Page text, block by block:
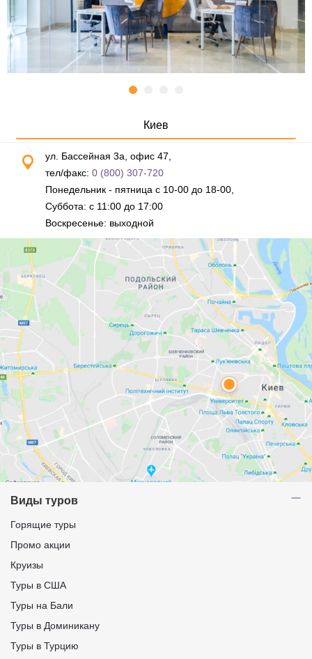
Киев
ул. Бассейная 3а, офис 47,
тел/факс: 0 (800) 307-720
Понедельник - пятница с 10-00 до 18-00,
Суббота: с 11:00 до 17:00
Воскресенье: выходной
Виды туров
Горящие туры
Промо акции
Круизы
Туры в США
Туры на Бали
Туры в Доминикану
Туры в Турцию